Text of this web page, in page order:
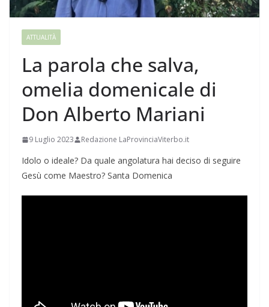
ATTUALITÀ
La parola che salva,
omelia domenicale di
Don Alberto Mariani
9 Luglio 2023 Redazione LaProvinciaViterbo.it
Idolo o ideale? Da quale angolatura hai deciso di seguire
Gesù come Maestro? Santa Domenica